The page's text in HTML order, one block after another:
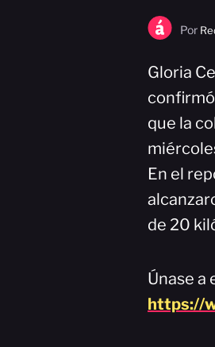
Por
Gloria
que la
En el
de 20
Únase a
https://